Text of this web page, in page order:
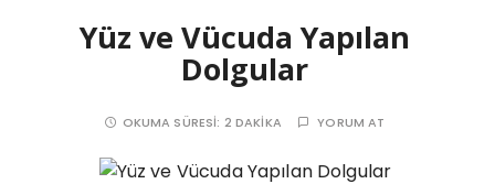
Yüz ve Vücuda Yapılan
Dolgular
OKUMA SÜRESI: 2 DAKIKA YORUM AT